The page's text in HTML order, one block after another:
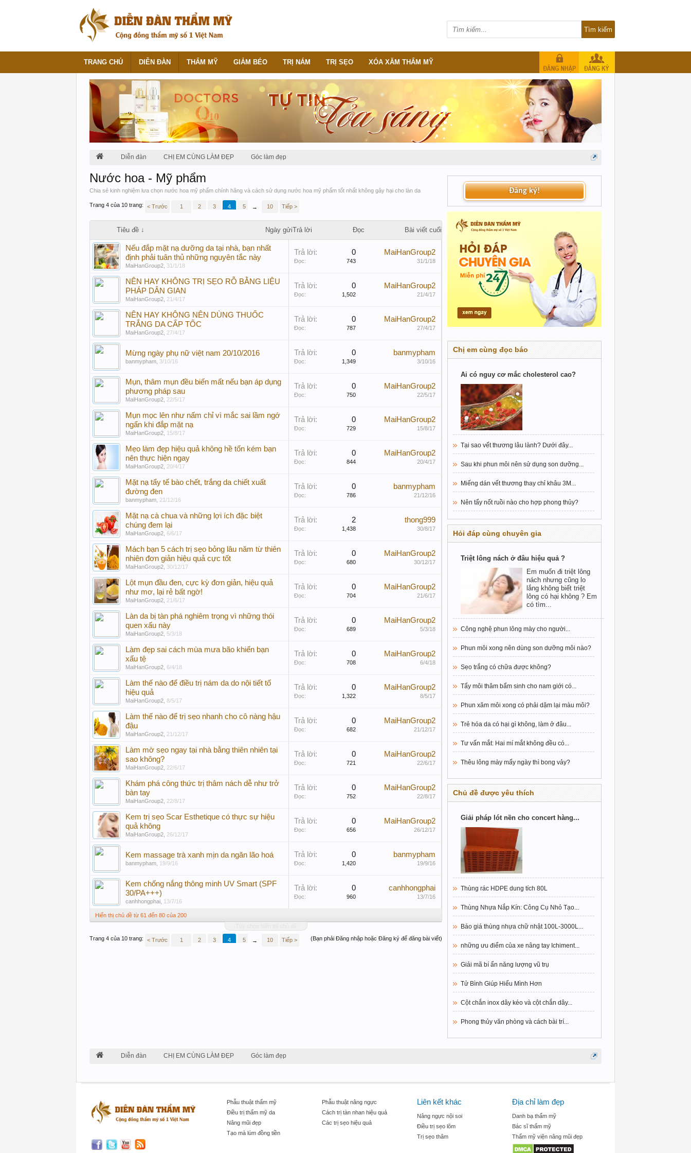
Diễn đàn CHỊ EM CÙNG LÀM ĐẸP Góc làm đẹp
Nước hoa - Mỹ phẩm
Chia sẻ kinh nghiệm lưa chọn nước hoa mỹ phẩm chính hãng và cách sử dụng nước hoa mỹ phẩm tốt nhất không gây hại cho làn da
Trang 4 của 10 trang: < Trước 1 2 3 4 5 → 10 Tiếp >
Tiêu đề ↓ Ngày gửiTrả lời Đọc Bài viết cuối
Nếu đắp mặt nạ dưỡng da tại nhà, bạn nhất
định phải tuân thủ những nguyên tắc này
MaiHanGroup2 31/1/18
Trả lời: 0
Đọc: 743
MaiHanGroup2
31/1/18
NÊN HAY KHÔNG TRỊ SẸO RỖ BẰNG LIỆU
PHÁP DÂN GIAN
MaiHanGroup2 21/4/17
Trả lời: 0
Đọc: 1,502
MaiHanGroup2
21/4/17
NÊN HAY KHÔNG NÊN DÙNG THUỐC
TRẮNG DA CẤP TỐC
MaiHanGroup2 27/4/17
Trả lời: 0
Đọc: 787
MaiHanGroup2
27/4/17
Mừng ngày phụ nữ việt nam 20/10/2016
banmypham 3/10/16
Trả lời: 0
Đọc: 1,349
banmypham
3/10/16
Mụn, thâm mụn đều biến mất nếu bạn áp dụng
phương pháp sau
MaiHanGroup2 22/5/17
Trả lời: 0
Đọc: 750
MaiHanGroup2
22/5/17
Mụn mọc lên như nấm chỉ vì mắc sai lầm ngớ
ngẩn khi đắp mặt nạ
MaiHanGroup2 15/8/17
Trả lời: 0
Đọc: 729
MaiHanGroup2
15/8/17
Mẹo làm đẹp hiệu quả không hề tốn kém bạn
nên thực hiện ngay
MaiHanGroup2 20/4/17
Trả lời: 0
Đọc: 844
MaiHanGroup2
20/4/17
Mặt nạ tẩy tế bào chết, trắng da chiết xuất
đường đen
banmypham 21/12/16
Trả lời: 0
Đọc: 786
banmypham
21/12/16
Mặt nạ cà chua và những lợi ích đặc biệt
chúng đem lại
MaiHanGroup2 6/6/17
Trả lời: 2
Đọc: 1,438
thong999
30/8/17
Mách bạn 5 cách trị sẹo bỏng lâu năm từ thiên
nhiên đơn giản hiệu quả cực tốt
MaiHanGroup2 30/12/17
Trả lời: 0
Đọc: 680
MaiHanGroup2
30/12/17
Lột mụn đầu đen, cực kỳ đơn giản, hiệu quả
như mơ, lại rẻ bất ngờ!
MaiHanGroup2 21/6/17
Trả lời: 0
Đọc: 704
MaiHanGroup2
21/6/17
Làn da bị tàn phá nghiêm trọng vì những thói
quen xấu này
MaiHanGroup2 5/3/18
Trả lời: 0
Đọc: 689
MaiHanGroup2
5/3/18
Làm đẹp sai cách mùa mưa bão khiến bạn
xấu tệ
MaiHanGroup2 6/4/18
Trả lời: 0
Đọc: 708
MaiHanGroup2
6/4/18
Làm thế nào để điều trị nám da do nội tiết tố
hiệu quả
MaiHanGroup2 8/5/17
Trả lời: 0
Đọc: 1,322
MaiHanGroup2
8/5/17
Làm thế nào để trị sẹo nhanh cho cô nàng hậu
đậu
MaiHanGroup2 21/12/17
Trả lời: 0
Đọc: 682
MaiHanGroup2
21/12/17
Làm mờ sẹo ngay tại nhà bằng thiên nhiên tại
sao không?
MaiHanGroup2 22/6/17
Trả lời: 0
Đọc: 721
MaiHanGroup2
22/6/17
Khám phá công thức trị thâm nách dễ như trở
bàn tay
MaiHanGroup2 22/8/17
Trả lời: 0
Đọc: 752
MaiHanGroup2
22/8/17
Kem trị sẹo Scar Esthetique có thực sự hiệu
quả không
MaiHanGroup2 26/12/17
Trả lời: 0
Đọc: 656
MaiHanGroup2
26/12/17
Kem massage trà xanh mịn da ngăn lão hoá
banmypham 19/9/16
Trả lời: 0
Đọc: 1,420
banmypham
19/9/16
Kem chống nắng thông minh UV Smart (SPF
30/PA+++)
canhhongphai 13/7/16
Trả lời: 0
Đọc: 960
canhhongphai
13/7/16
Hiển thị chủ đề từ 61 đến 80 của 200
(Bạn phải Đăng nhập hoặc Đăng ký để đăng bài viết)
Trang 4 của 10 trang: < Trước 1 2 3 4 5 → 10 Tiếp >
Đăng ký!
Chị em cùng đọc báo
Ai có nguy cơ mắc cholesterol cao?
Tại sao vết thương lâu lành? Dưới đây...
Sau khi phun môi nên sử dụng son dưỡng...
Miếng dán vết thương thay chỉ khâu 3M...
Nên tẩy nốt ruồi nào cho hợp phong thủy?
Hỏi đáp cùng chuyên gia
Triệt lông nách ở đâu hiệu quả ?
Em muốn đi triệt lông
nách nhưng cũng lo
lắng không biết triệt
lông có hại không ? Em
có tìm...
Công nghệ phun lông mày cho người...
Phun môi xong nên dùng son dưỡng môi nào?
Sẹo trắng có chữa được không?
Tẩy môi thâm bẩm sinh cho nam giới có...
Phun xăm môi xong có phải dặm lại màu môi?
Trẻ hóa da có hại gì không, làm ở đâu...
Tư vấn mắt: Hai mí mắt không đều có...
Thêu lông mày mấy ngày thì bong vảy?
Chủ đề được yêu thích
Giải pháp lót nền cho concert hàng...
Thùng rác HDPE dung tích 80L
Thùng Nhựa Nắp Kín: Công Cụ Nhỏ Tạo...
Báo giá thùng nhựa chữ nhật 100L-3000L...
những ưu điểm của xe nâng tay Ichiment...
Giải mã bí ẩn năng lượng vũ trụ
Tử Bình Giúp Hiểu Mình Hơn
Cột chắn inox dây kéo và cột chắn dây...
Phong thủy văn phòng và cách bài trí...
Diễn đàn CHỊ EM CÙNG LÀM ĐẸP Góc làm đẹp
TRANG CHỦ DIỄN ĐÀN THẨM MỸ GIẢM BÉO TRỊ NÁM TRỊ SẸO XÓA XĂM THẨM MỸ
Phẫu thuật thẩm mỹ
Điều trị thẩm mỹ da
Nâng mũi đẹp
Tạo mà lúm đồng tiền
Phẫu thuật nâng ngực
Cách trị tàn nhan hiệu quả
Các trị sẹo hiệu quả
Liên kết khác
Nâng ngực nội soi
Điều trị sẹo lõm
Trị sẹo thâm
Địa chỉ làm đẹp
Danh bạ thẩm mỹ
Bác sĩ thẩm mỹ
Thẩm mỹ viện nâng mũi đẹp